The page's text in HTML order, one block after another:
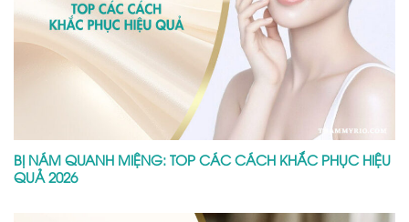
BỊ NÁM QUANH MIỆNG: TOP CÁC CÁCH KHẮC PHỤC HIỆU
QUẢ 2026